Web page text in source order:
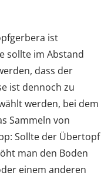
ist
sollte im Abstand
dass der
ist dennoch zu
werden, bei dem
Sammeln von
Sollte der Übertopf
man den Boden
einem anderen